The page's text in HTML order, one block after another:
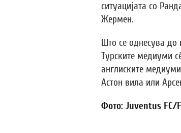
ситуацијата со
Жермен.
Што се однесува до
Турските медиуми
англиските
Астон вила или
Фото: Juventus FC/